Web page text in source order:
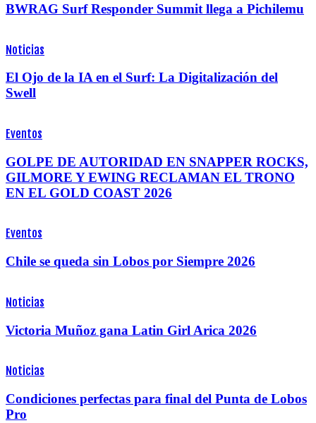
BWRAG Surf Responder Summit llega a Pichilemu
Noticias
El Ojo de la IA en el Surf: La Digitalización del
Swell
Eventos
GOLPE DE AUTORIDAD EN SNAPPER ROCKS,
GILMORE Y EWING RECLAMAN EL TRONO
EN EL GOLD COAST 2026
Eventos
Chile se queda sin Lobos por Siempre 2026
Noticias
Victoria Muñoz gana Latin Girl Arica 2026
Noticias
Condiciones perfectas para final del Punta de Lobos
Pro